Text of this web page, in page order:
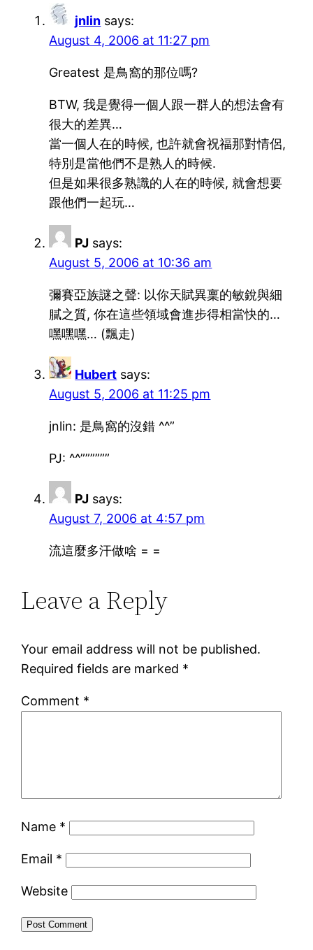
jnlin says:
August 4, 2006 at 11:27 pm
Greatest 是鳥窩的那位嗎?
BTW, 我是覺得一個人跟一群人的想法會有
很大的差異…
當一個人在的時候, 也許就會祝福那對情侶,
特別是當他們不是熟人的時候.
但是如果很多熟識的人在的時候, 就會想要
跟他們一起玩…
PJ says:
August 5, 2006 at 10:36 am
彌賽亞族謎之聲: 以你天賦異稟的敏銳與細
膩之質, 你在這些領域會進步得相當快的…
嘿嘿嘿… (飄走)
Hubert says:
August 5, 2006 at 11:25 pm
jnlin: 是鳥窩的沒錯 ^^”
PJ: ^^””””””
PJ says:
August 7, 2006 at 4:57 pm
流這麼多汗做啥 = =
Leave a Reply
Your email address will not be published.
Required fields are marked *
Comment *
Name *
Email *
Website